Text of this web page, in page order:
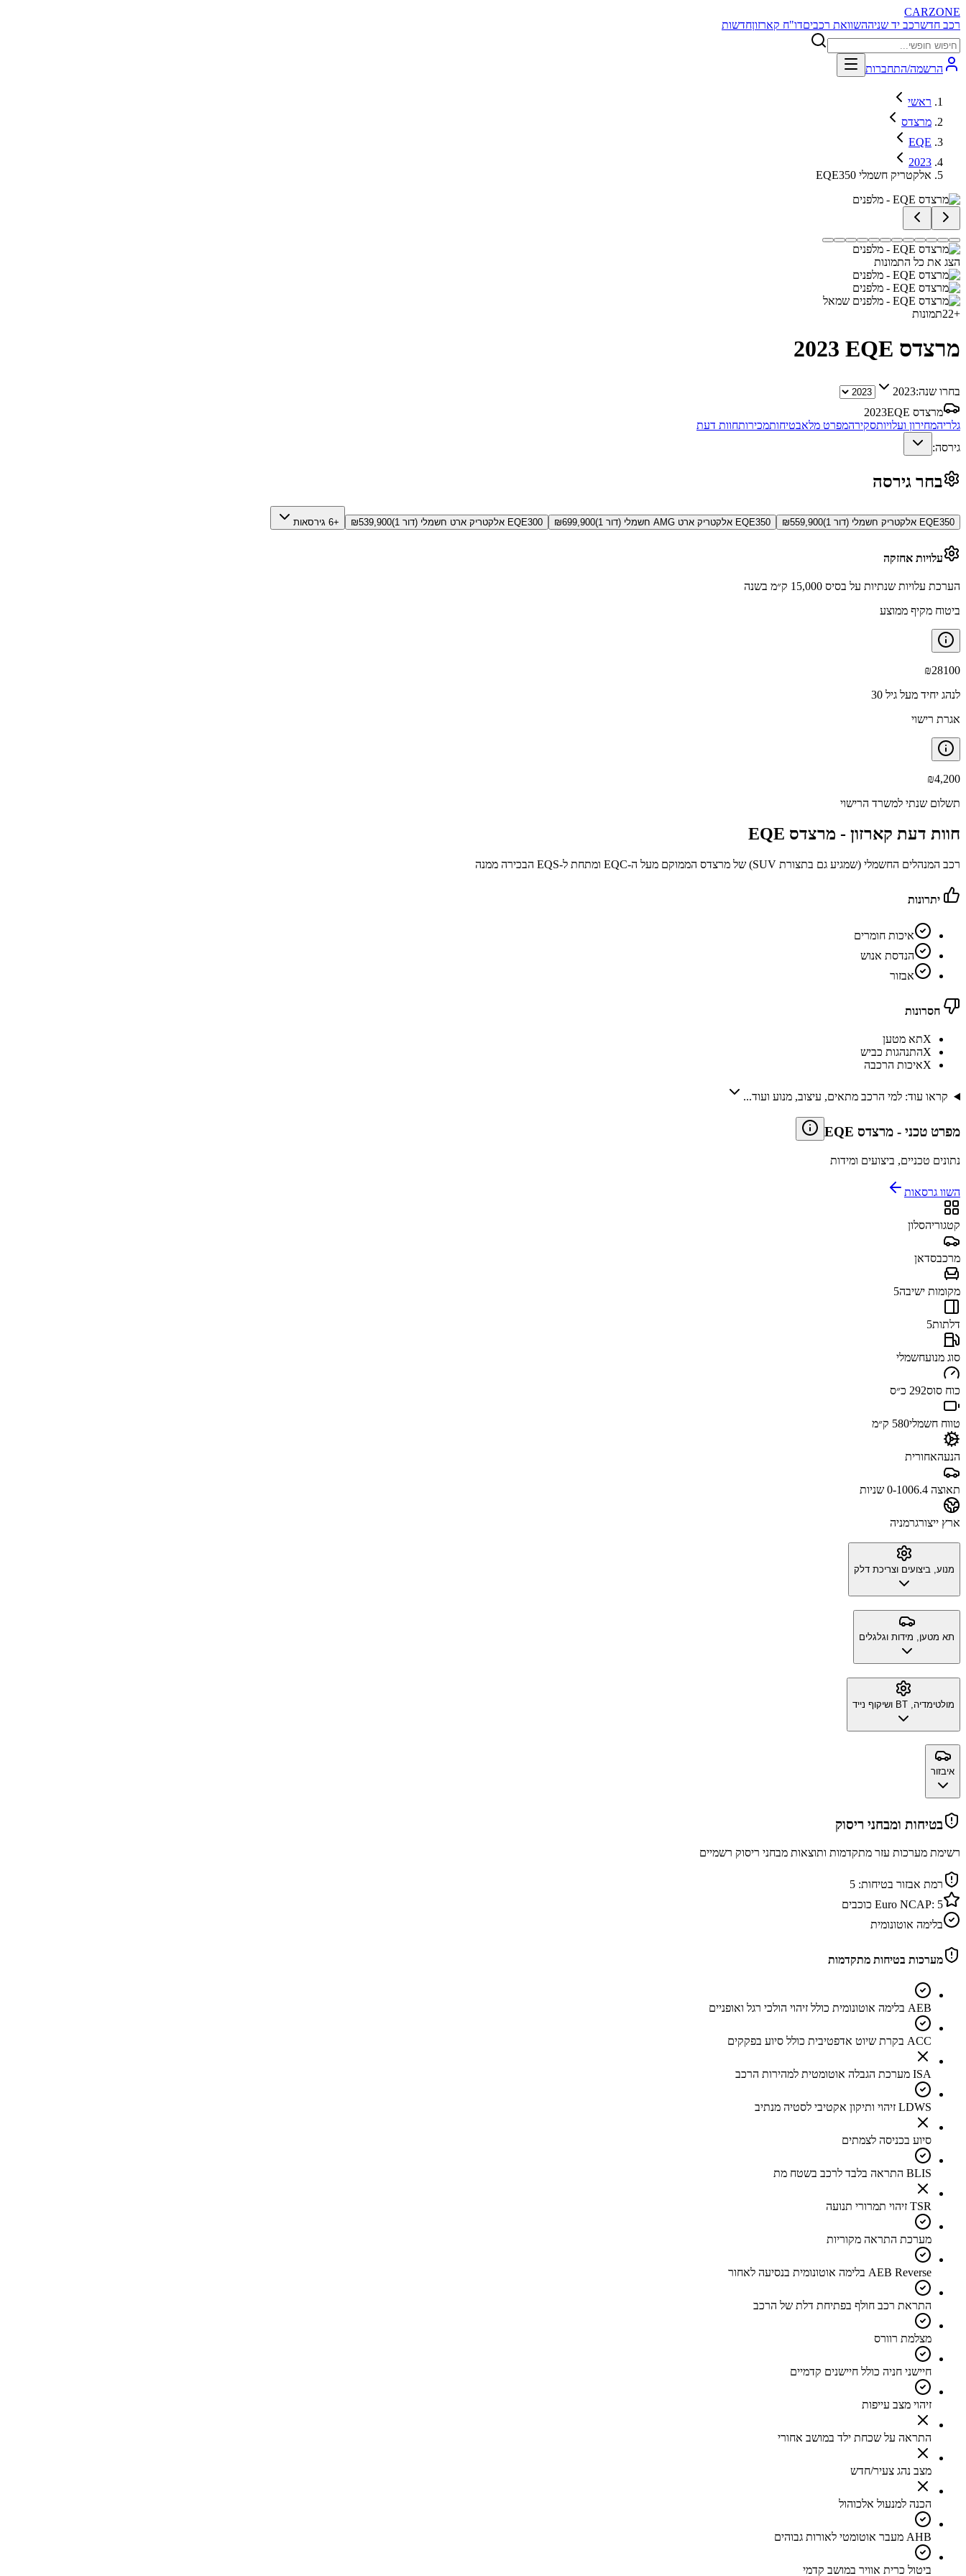
CARZONE
רכב חדשרכב יד שניההשוואת רכביםדו"ח קארזוןחדשות
הרשמה/התחברות
ראשי
מרצדס
EQE
2023
EQE350 אלקטריק חשמלי
הצג את כל התמונות
+
22תמונות
מרצדס EQE 2023
בחרו שנה:2023
מרצדס EQE
2023
גלריהמחירון ועלויותסקירהמפרט מלאבטיחותמכירותחוות דעת
גירסה:
בחר גירסה
EQE350 אלקטריק חשמלי (דור 1) ₪559,900 EQE350 אלקטריק ארט AMG חשמלי (דור 1) ₪699,900 EQE300 אלקטריק ארט חשמלי (דור 1) ₪539,900 +6 גירסאות
עלויות אחזקה
הערכת עלויות שנתיות על בסיס 15,000 ק״מ בשנה
ביטוח מקיף ממוצע
₪28100
לנהג יחיד מעל גיל 30
אגרת רישוי
₪4,200
תשלום שנתי למשרד הרישוי
חוות דעת קארזון - מרצדס EQE
רכב המנהלים החשמלי (שמגיע גם בתצורת SUV) של מרצדס הממוקם מעל ה-EQC ומתחת ל-EQS הבכירה ממנה
יתרונות
איכות חומרים
הנדסת אנוש
אבזור
חסרונות
Xתא מטען
Xהתנהגות כביש
Xאיכות הרכבה
קראו עוד: למי הרכב מתאים, עיצוב, מנוע ועוד...
מפרט טכני - מרצדס EQE
נתונים טכניים, ביצועים ומידות
השוו גרסאות
קטגוריהסלון
מרכבסדאן
מקומות ישיבה5
דלתות5
סוג מנועחשמלי
כוח סוס292 כ״ס
טווח חשמלי580 ק״מ
הנעהאחורית
תאוצה 0-100 6.4 שניות
ארץ ייצורגרמניה
מנוע, ביצועים וצריכת דלק
תא מטען, מידות וגלגלים
מולטימדיה, BT ושיקוף נייד
איבזור
בטיחות ומבחני ריסוק
רשימת מערכות עזר מתקדמות ותוצאות מבחני ריסוק רשמיים
רמת אבזור בטיחות: 5
Euro NCAP: 5
כוכבים
בלימה אוטונומית
מערכות בטיחות מתקדמות
AEB בלימה אוטונומית כולל זיהוי הולכי רגל ואופניים
ACC בקרת שיוט אדפטיבית כולל סיוע בפקקים
ISA מערכת הגבלה אוטומטית למהירות הרכב
LDWS זיהוי ותיקון אקטיבי לסטיה מנתיב
סיוע בכניסה לצמתים
BLIS התראה בלבד לרכב בשטח מת
TSR זיהוי תמרורי תנועה
מערכת התראה מקוריות
AEB Reverse בלימה אוטונומית בנסיעה לאחור
התראת רכב חולף בפתיחת דלת של הרכב
מצלמת רוורס
חיישני חניה כולל חיישנים קדמיים
זיהוי מצב עייפות
התראה על שכחת ילד במושב אחורי
מצב נהג צעיר/חדש
הכנה למנעול אלכוהול
AHB מעבר אוטומטי לאורות גבוהים
ביטול כרית אוויר במושב קדמי